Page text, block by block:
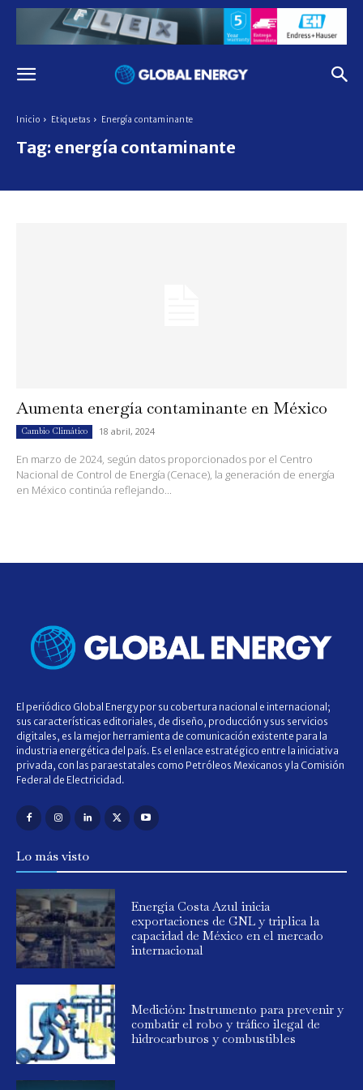
Inicio Etiquetas Energía contaminante
Tag: energía contaminante
Aumenta energía contaminante en México
Cambio Climático 18 abril, 2024
En marzo de 2024, según datos proporcionados por el Centro
Nacional de Control de Energía (Cenace), la generación de energía
en México continúa reflejando...
El periódico Global Energy por su cobertura nacional e internacional;
sus características editoriales, de diseño, producción y sus servicios
digitales, es la mejor herramienta de comunicación existente para la
industria energética del país. Es el enlace estratégico entre la iniciativa
privada, con las paraestatales como Petróleos Mexicanos y la Comisión
Federal de Electricidad.
Lo más visto
Energía Costa Azul inicia
exportaciones de GNL y triplica la
capacidad de México en el mercado
internacional
Medición: Instrumento para prevenir y
combatir el robo y tráfico ilegal de
hidrocarburos y combustibles